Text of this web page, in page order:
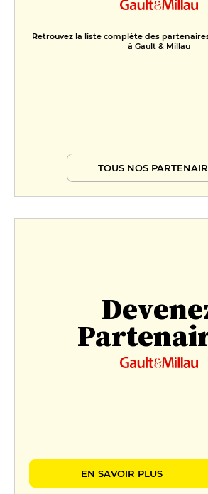
Retrouvez la liste complète des
à Gault & Millau
TOUS NOS
EN SAVOIR PLUS